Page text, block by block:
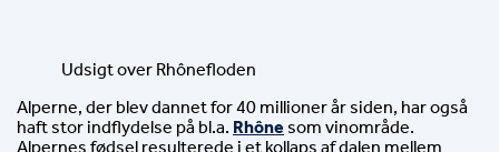
Udsigt over Rhônefloden
Alperne, der blev dannet for 40 millioner år siden, har også
haft stor indflydelse på bl.a. Rhône som vinområde.
Alpernes fødsel resulterede i et kollaps af dalen mellem